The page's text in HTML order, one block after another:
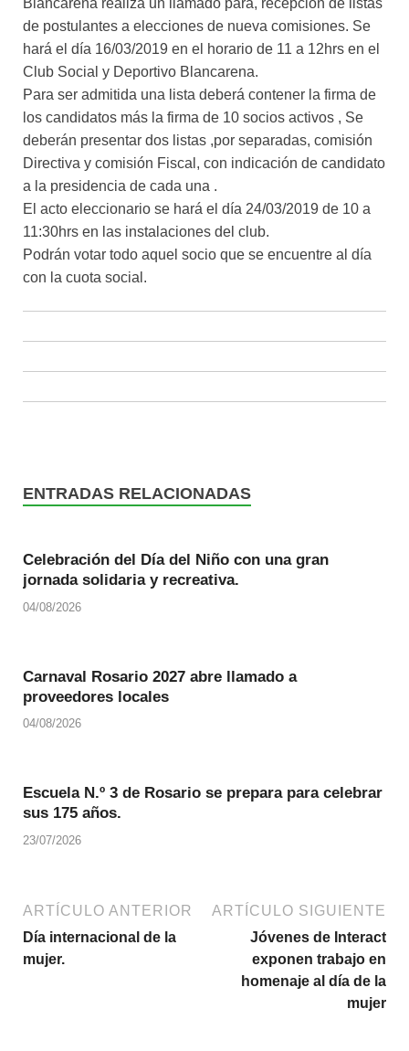
Blancarena realiza un llamado para, recepción de listas
de postulantes a elecciones de nueva comisiones. Se
hará el día 16/03/2019 en el horario de 11 a 12hrs en el
Club Social y Deportivo Blancarena.
Para ser admitida una lista deberá contener la firma de
los candidatos más la firma de 10 socios activos , Se
deberán presentar dos listas ,por separadas, comisión
Directiva y comisión Fiscal, con indicación de candidato
a la presidencia de cada una .
El acto eleccionario se hará el día 24/03/2019 de 10 a
11:30hrs en las instalaciones del club.
Podrán votar todo aquel socio que se encuentre al día
con la cuota social.
ENTRADAS RELACIONADAS
Celebración del Día del Niño con una gran
jornada solidaria y recreativa.
04/08/2026
Carnaval Rosario 2027 abre llamado a
proveedores locales
04/08/2026
Escuela N.º 3 de Rosario se prepara para celebrar
sus 175 años.
23/07/2026
ARTÍCULO ANTERIOR
Día internacional de la
mujer.
ARTÍCULO SIGUIENTE
Jóvenes de Interact
exponen trabajo en
homenaje al día de la
mujer